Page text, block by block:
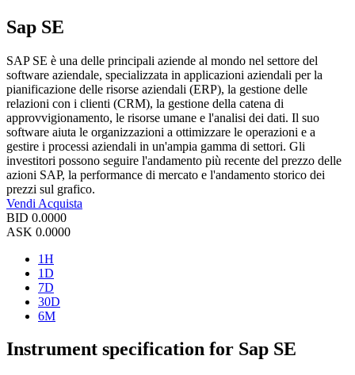
Sap SE
SAP SE è una delle principali aziende al mondo nel settore del
software aziendale, specializzata in applicazioni aziendali per la
pianificazione delle risorse aziendali (ERP), la gestione delle
relazioni con i clienti (CRM), la gestione della catena di
approvvigionamento, le risorse umane e l'analisi dei dati. Il suo
software aiuta le organizzazioni a ottimizzare le operazioni e a
gestire i processi aziendali in un'ampia gamma di settori. Gli
investitori possono seguire l'andamento più recente del prezzo delle
azioni SAP, la performance di mercato e l'andamento storico dei
prezzi sul grafico.
Vendi Acquista
BID 0.0000
ASK 0.0000
1H
1D
7D
30D
6M
Instrument specification for Sap SE